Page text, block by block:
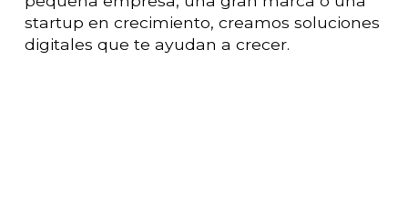
startup en crecimiento, creamos soluciones
digitales que te ayudan a crecer.